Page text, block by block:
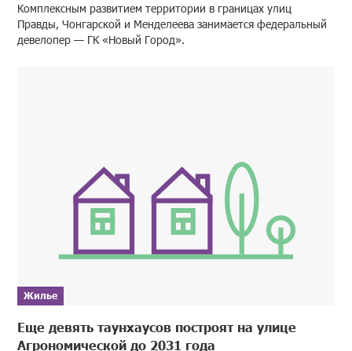
Комплексным развитием территории в границах улиц
Правды, Чонгарской и Менделеева занимается федеральный
девелопер — ГК «Новый Город».
Жилье
Еще девять таунхаусов построят на улице
Агрономической до 2031 года